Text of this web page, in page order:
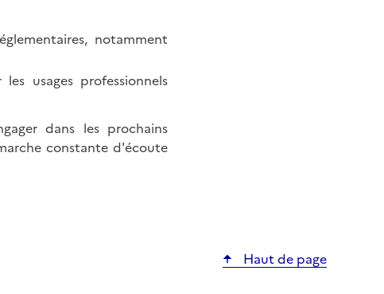
notamment
usages professionnels
dans les prochains
constante d'écoute
Haut de page